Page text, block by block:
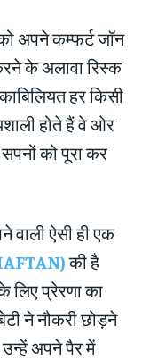
अपने कम्फर्ट जॉन
के अलावा रिस्क
हर किसी
होते हैं वे ओर
को पूरा कर
ऐसी ही एक
की है
लिए प्रेरणा का
ने नौकरी छोड़ने
उन्हें अपने पैर में